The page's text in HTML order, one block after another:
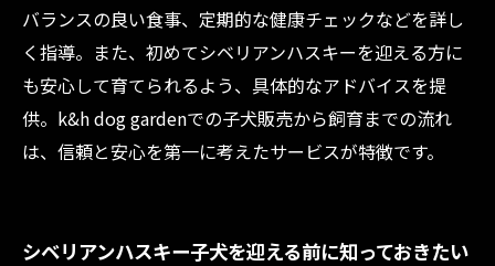
バランスの良い食事、定期的な健康チェックなどを詳し
く指導。また、初めてシベリアンハスキーを迎える方に
も安心して育てられるよう、具体的なアドバイスを提
供。k&h dog gardenでの子犬販売から飼育までの流れ
は、信頼と安心を第一に考えたサービスが特徴です。
シベリアンハスキー子犬を迎える前に知っておきたい